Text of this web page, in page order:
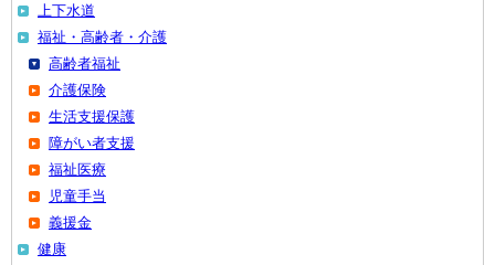
上下水道
福祉・高齢者・介護
高齢者福祉
介護保険
生活支援保護
障がい者支援
福祉医療
児童手当
義援金
健康